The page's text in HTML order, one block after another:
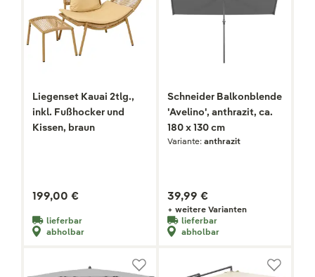
Liegenset Kauai 2tlg.,
inkl. Fußhocker und
Kissen, braun
199,00 €
lieferbar
abholbar
Schneider Balkonblende
'Avelino', anthrazit, ca.
180 x 130 cm
Variante: anthrazit
39,99 €
+ weitere Varianten
lieferbar
abholbar